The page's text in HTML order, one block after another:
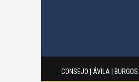
CONSEJO ÁVILA BURGOS